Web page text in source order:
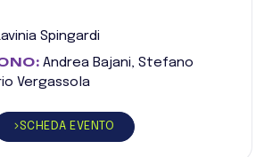
Spingardi
Andrea Bajani, Stefano
Vergassola
SCHEDA EVENTO